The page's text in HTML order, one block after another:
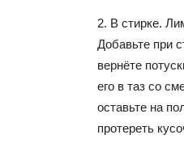
2. В стирке.
Добавьте при
вернёте
его в таз со
оставьте на
протереть